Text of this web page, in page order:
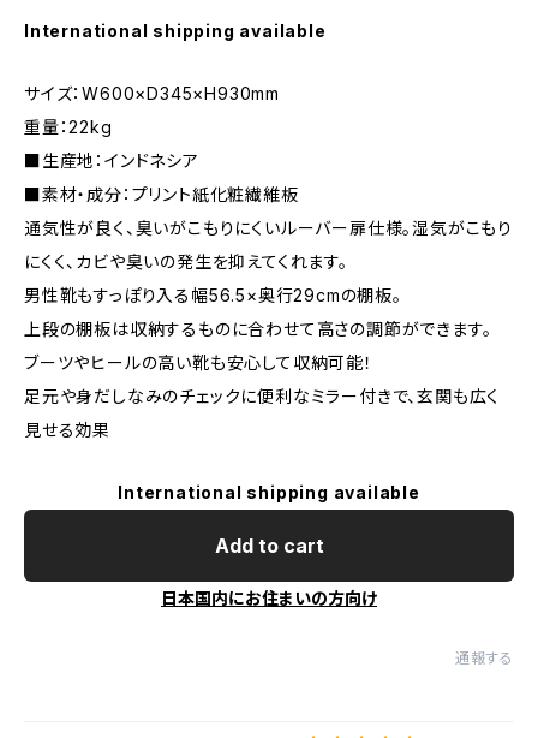
International shipping available
サイズ：W600×D345×H930mm
重量：22kg
■生産地：インドネシア
■素材・成分：プリント紙化粧繊維板
通気性が良く、臭いがこもりにくいルーバー扉仕様。湿気がこもり
にくく、カビや臭いの発生を抑えてくれます。
男性靴もすっぽり入る幅56.5×奥行29cmの棚板。
上段の棚板は収納するものに合わせて高さの調節ができます。
ブーツやヒールの高い靴も安心して収納可能！
足元や身だしなみのチェックに便利なミラー付きで、玄関も広く
見せる効果
International shipping available
Add to cart
日本国内にお住まいの方向け
通報する